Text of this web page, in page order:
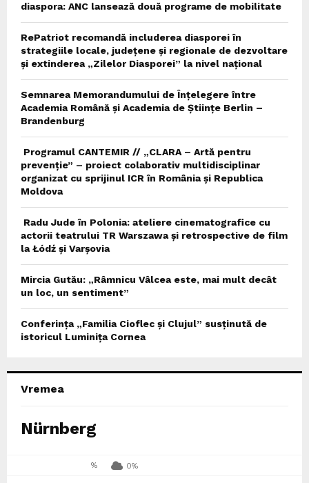
diaspora: ANC lansează două programe de mobilitate
RePatriot recomandă includerea diasporei în
strategiile locale, județene și regionale de dezvoltare
și extinderea „Zilelor Diasporei” la nivel național
Semnarea Memorandumului de Înțelegere între
Academia Română și Academia de Științe Berlin –
Brandenburg
Programul CANTEMIR // „CLARA – Artă pentru
prevenție” – proiect colaborativ multidisciplinar
organizat cu sprijinul ICR în România și Republica
Moldova
Radu Jude în Polonia: ateliere cinematografice cu
actorii teatrului TR Warszawa și retrospective de film
la Łódź și Varșovia
Mircia Gutău: „Râmnicu Vâlcea este, mai mult decât
un loc, un sentiment”
Conferința „Familia Cioflec și Clujul” susținută de
istoricul Luminița Cornea
Vremea
Nürnberg
% 0%